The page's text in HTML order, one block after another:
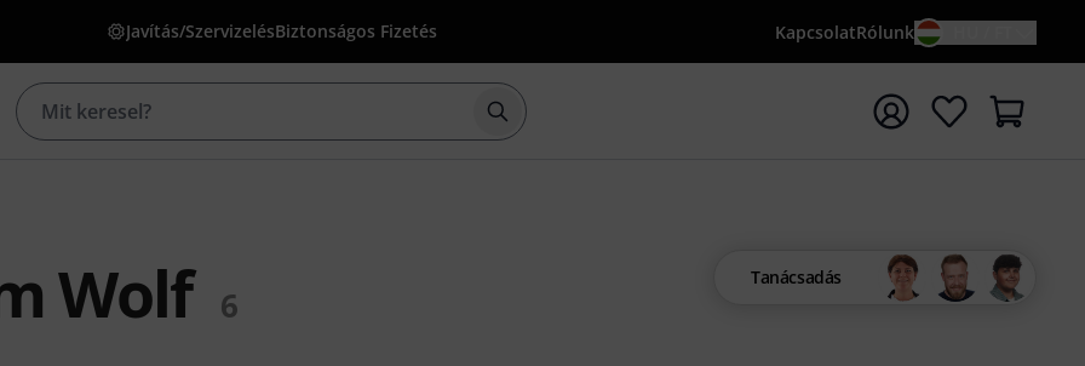
Javítás/SzervizelésBiztonságos Fizetés KapcsolatRólunk
Keresés indítása {searchTerm} keresőszóval
Wolf 6
Tanácsadás